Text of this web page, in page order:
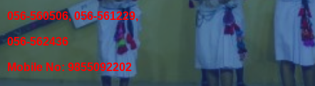
056-560506, 056-561229,
056-562436
Mobile No: 9855092202